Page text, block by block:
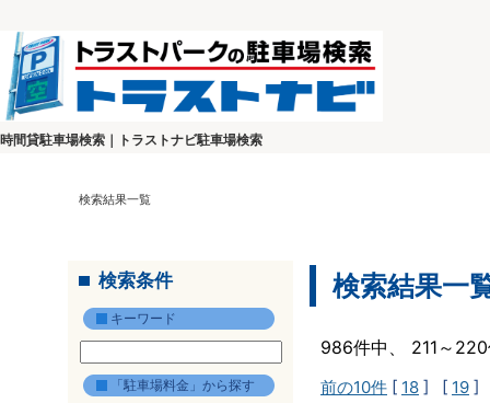
時間貸駐車場検索｜トラストナビ駐車場検索
検索結果一覧
検索条件
キーワード
「駐車場料金」から探す
検索結果一
986件中、 211～
前の10件 [ 18 ] [ 19 ]